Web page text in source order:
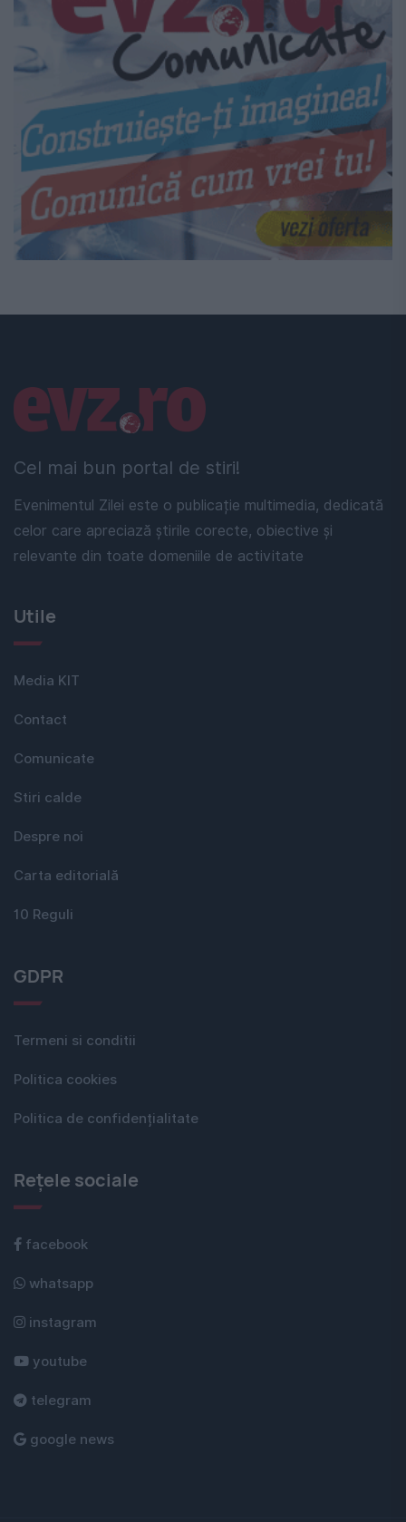
Cel mai bun portal de stiri!
Evenimentul Zilei este o publicație multimedia, dedicată
celor care apreciază știrile corecte, obiective și
relevante din toate domeniile de activitate
Linkuri utile
Utile
Media KIT
Contact
Comunicate
Stiri calde
Despre noi
Carta editorială
10 Reguli
GDPR
Termeni si conditii
Politica cookies
Politica de confidențialitate
Rețele sociale
facebook
whatsapp
instagram
youtube
telegram
google news